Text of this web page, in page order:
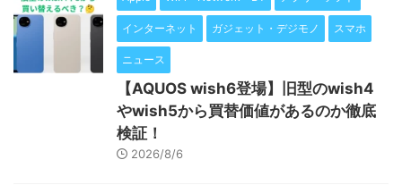
インターネット ガジェット・デジモノ スマホ
ニュース
【AQUOS wish6登場】旧型のwish4
やwish5から買替価値があるのか徹底
検証！
2026/8/6